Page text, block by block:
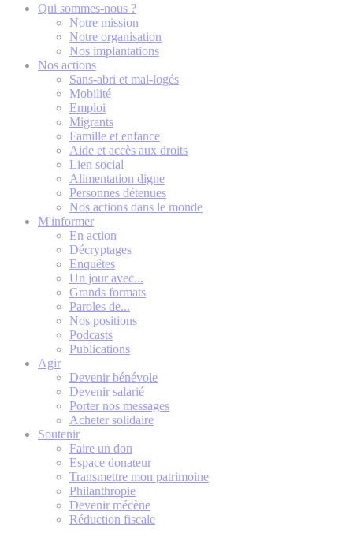
Qui sommes-nous ?
Notre mission
Notre organisation
Nos implantations
Nos actions
Sans-abri et mal-logés
Mobilité
Emploi
Migrants
Famille et enfance
Aide et accès aux droits
Lien social
Alimentation digne
Personnes détenues
Nos actions dans le monde
M'informer
En action
Décryptages
Enquêtes
Un jour avec...
Grands formats
Paroles de...
Nos positions
Podcasts
Publications
Agir
Devenir bénévole
Devenir salarié
Porter nos messages
Acheter solidaire
Soutenir
Faire un don
Espace donateur
Transmettre mon patrimoine
Philanthropie
Devenir mécène
Réduction fiscale